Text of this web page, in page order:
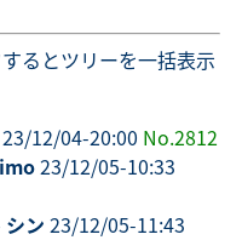
るとツリーを一括表示
23/12/04-20:00 No.2812
23/12/05-10:33
シン 23/12/05-11:43